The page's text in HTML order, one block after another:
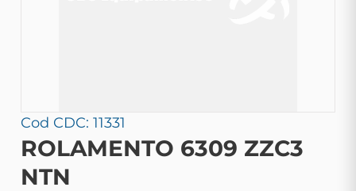
Cod CDC: 11331
ROLAMENTO 6309 ZZC3
NTN